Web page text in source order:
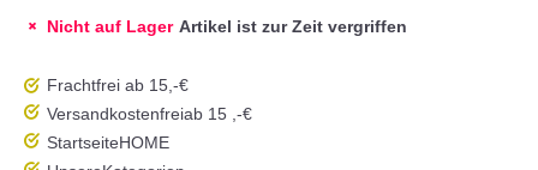
Nicht auf Lager Artikel ist zur Zeit vergriffen
Frachtfrei ab 15,-€
Versandkostenfreiab 15 ,-€
StartseiteHOME